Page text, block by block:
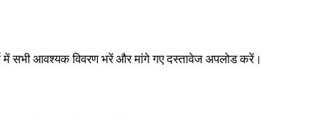
में सभी आवश्यक विवरण भरें और मांगे गए दस्तावेज अपलोड करें।